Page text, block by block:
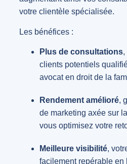
votre clientèle spécialisée.
Les bénéfices :
Plus de consultations,
clients potentiels
avocat en droit de la
Rendement amélioré,
de marketing axée sur
vous optimisez votre
Meilleure visibilité,
facilement repérable en